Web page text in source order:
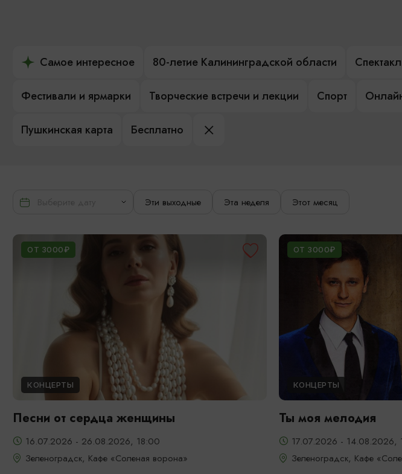
Самое интересное 80-летие Калининградской области
Фестивали и ярмарки Творческие встречи и лекции Спорт
Пушкинская карта Бесплатно
Эти выходные Эта неделя Этот месяц
ОТ 3000₽
КОНЦЕРТЫ
Песни от сердца женщины
16.07.2026 - 26.08.2026, 18:00
Зеленоградск, Кафе «Соленая ворона»
ОТ 3000₽
КОНЦЕРТЫ
Ты моя мелодия
17.07.2026 - 14.08.2026,
Зеленоградск, Кафе